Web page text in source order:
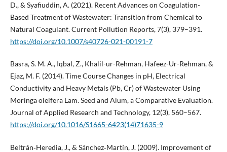
D., & Syafiuddin, A. (2021). Recent Advances on Coagulation-
Based Treatment of Wastewater: Transition from Chemical to
Natural Coagulant. Current Pollution Reports, 7(3), 379–391.
https://doi.org/10.1007/s40726-021-00191-7
Basra, S. M. A., Iqbal, Z., Khalil-ur-Rehman, Hafeez-Ur-Rehman, &
Ejaz, M. F. (2014). Time Course Changes in pH, Electrical
Conductivity and Heavy Metals (Pb, Cr) of Wastewater Using
Moringa oleifera Lam. Seed and Alum, a Comparative Evaluation.
Journal of Applied Research and Technology, 12(3), 560–567.
https://doi.org/10.1016/S1665-6423(14)71635-9
Beltrán‐Heredia, J., & Sánchez‐Martín, J. (2009). Improvement of